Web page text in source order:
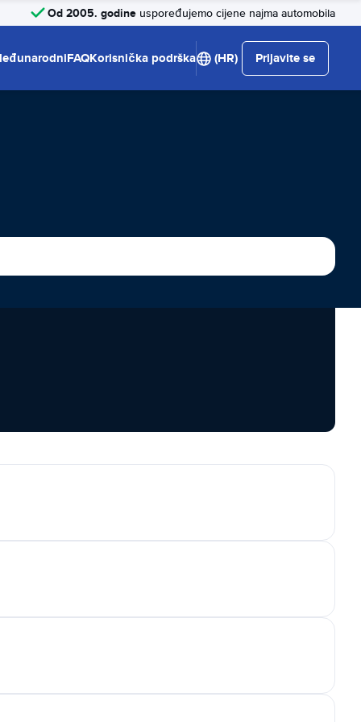
Od 2005. godine uspoređujemo cijene najma automobila
FAQKorisnička podrška (HR) Prijavite se